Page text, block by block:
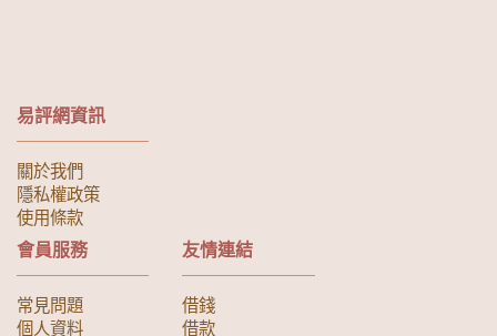
易評網資訊
關於我們
隱私權政策
使用條款
會員服務
常見問題
個人資料
友情連結
借錢
借款